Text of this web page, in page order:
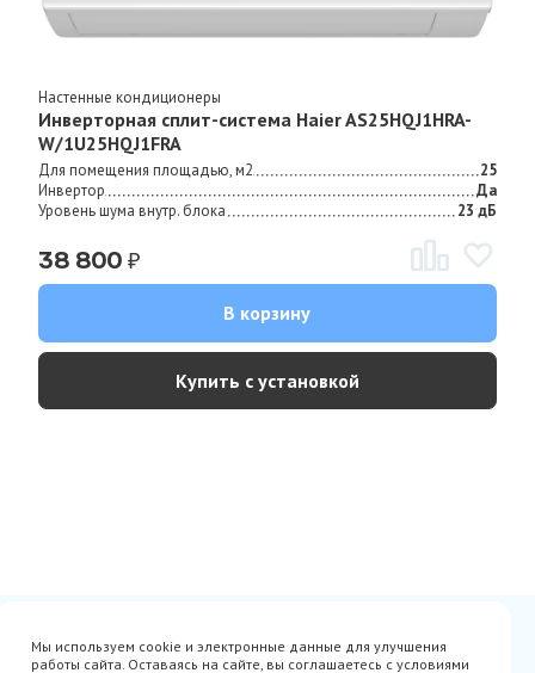
Настенные кондиционеры
Инверторная сплит-система Haier AS25HQJ1HRA-
W/1U25HQJ1FRA
Для помещения площадью, м2
25
Инвертор
Да
Уровень шума внутр. блока
23 дБ
38 800 ₽
В корзину
Купить с установкой
Avito
Акции
Производители
Мы используем cookie и электронные данные для улучшения
работы сайта. Оставаясь на сайте, вы соглашаетесь с условиями